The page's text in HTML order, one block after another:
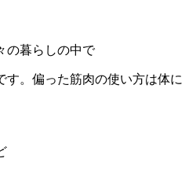
の暮らしの中で
す。偏った筋肉の使い方は体に